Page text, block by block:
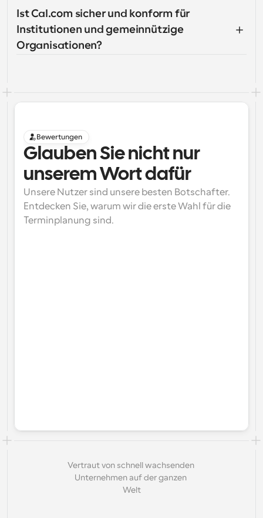
Ist Cal.com sicher und konform für
Institutionen und gemeinnützige
Organisationen?
Bewertungen
Glauben Sie nicht nur
unserem Wort dafür
Unsere Nutzer sind unsere besten Botschafter.
Entdecken Sie, warum wir die erste Wahl für die
Terminplanung sind.
Vertraut von schnell wachsenden
Unternehmen auf der ganzen
Welt